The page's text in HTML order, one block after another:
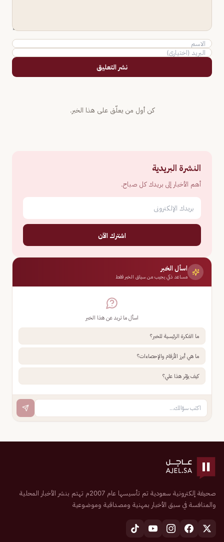
نشر التعليق
كن أول من يعلّق على هذا الخبر.
النشرة البريدية
أهم الأخبار إلى بريدك كل صباح.
اشترك الآن
اسأل الخبر
مساعد ذكي يجيب من سياق الخبر فقط
اسأل ما تريد عن هذا الخبر
ما الفكرة الرئيسية للخبر؟
ما هي أبرز الأرقام والإحصاءات؟
كيف يؤثر هذا علي؟
صحيفة إلكترونية سعودية تم تأسيسها عام 2007م تهتم بنشر الأخبار المحلية
والمنافسة في سبق الأخبار بمهنية ومصداقية وموضوعية